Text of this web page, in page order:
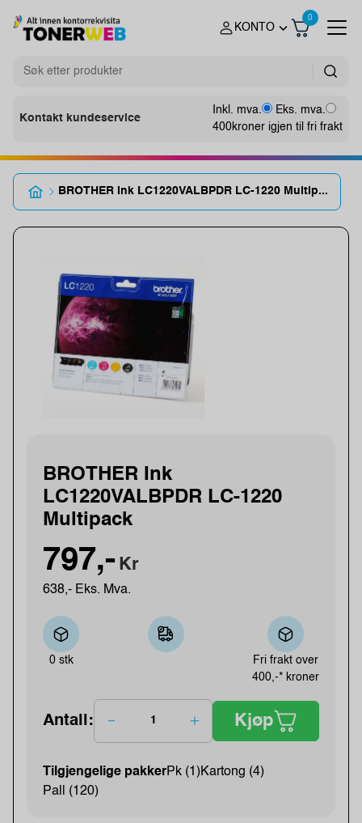
KONTO
0
Kontakt kundeservice
Inkl. mva.
Eks. mva.
400kroner igjen til fri frakt
BROTHER Ink LC1220VALBPDR LC-1220 Multip...
BROTHER Ink
LC1220VALBPDR LC-1220
Multipack
797,- Kr
638,- Eks. Mva.
0 stk
Fri frakt over
400,-* kroner
Antall: Kjøp
Tilgjengelige pakkerPk (1)Kartong (4)
Pall (120)